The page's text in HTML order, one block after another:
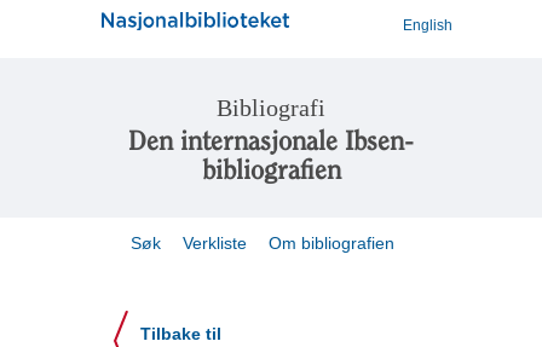
English
Bibliografi
Den internasjonale Ibsen-
bibliografien
Søk Verkliste Om bibliografien
Tilbake til